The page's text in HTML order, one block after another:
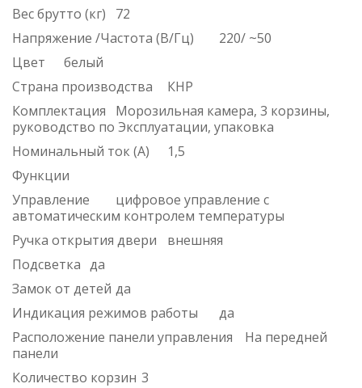
Вес брутто (кг)
72
Напряжение /Частота (В/Гц)
220/ ~50
Цвет
белый
Страна производства
КНР
Комплектация
Морозильная камера, 3 корзины,
руководство по Эксплуатации, упаковка
Номинальный ток (А)
1,5
Функции
Управление
цифровое управление с
автоматическим контролем температуры
Ручка открытия двери
внешняя
Подсветка да
Замок от детей да
Индикация режимов работы
да
Расположение панели управления
На передней
панели
Количество корзин 3